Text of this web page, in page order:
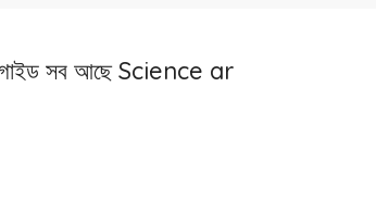
গাইড সব আছে Science ar